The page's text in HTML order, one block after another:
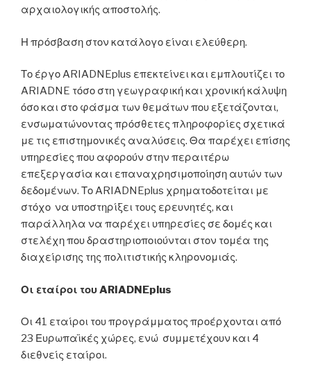
αρχαιολογικής αποστολής.
Η πρόσβαση στον κατάλογο είναι ελεύθερη.
Το έργο ARIADNEplus επεκτείνει και εμπλουτίζει το
ARIADNE τόσο στη γεωγραφική και χρονική κάλυψη
όσο και στο φάσμα των θεμάτων που εξετάζονται,
ενσωματώνοντας πρόσθετες πληροφορίες σχετικά
με τις επιστημονικές αναλύσεις. Θα παρέχει επίσης
υπηρεσίες που αφορούν στην περαιτέρω
επεξεργασία και επαναχρησιμοποίηση αυτών των
δεδομένων. Το ARIADNEplus χρηματοδοτείται με
στόχο να υποστηρίξει τους ερευνητές, και
παράλληλα να παρέχει υπηρεσίες σε δομές και
στελέχη που δραστηριοποιούνται στον τομέα της
διαχείρισης της πολιτιστικής κληρονομιάς.
Οι εταίροι του ARIADNEplus
Οι 41 εταίροι του προγράμματος προέρχονται από
23 Ευρωπαϊκές χώρες, ενώ συμμετέχουν και 4
διεθνείς εταίροι.